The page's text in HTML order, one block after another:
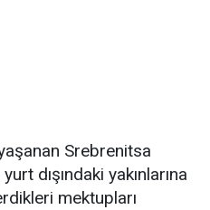
Srebrenitsa
dışındaki yakınlarına
mektupları